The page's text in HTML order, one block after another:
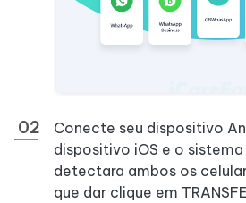
Conecte seu dispositivo
dispositivo iOS e o
detectara ambos os
que dar clique em